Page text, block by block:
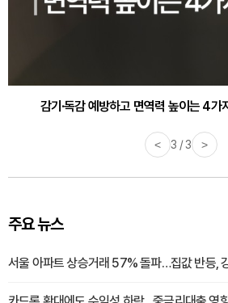
감기·독감 예방하고 면역력 높이는 4
< 3 / 3 >
주요 뉴스
서울 아파트 상승거래 57% 돌파…집값 반등,